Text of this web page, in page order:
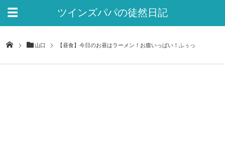
ツインズパパの徒然日記
山口 【昼食】今日のお昼はラーメン！お腹いっぱい！ふぅっ